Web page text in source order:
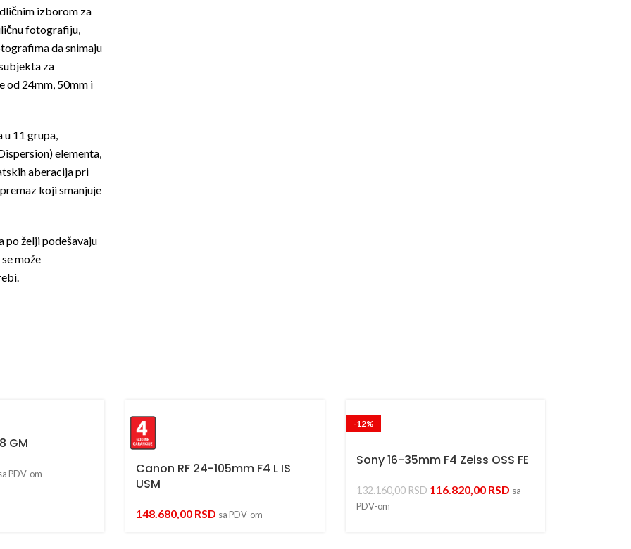
izborom za
fotografiju,
da snimaju
za
od 24mm, 50mm i
11 grupa,
elementa,
aberacija pri
koji smanjuje
po želji podešavaju
može
GM
PDV-om
Canon RF 24-105mm F4 L IS
USM
148.680,00 RSD sa PDV-om
-12%
Sony 16-35mm F4 Zeiss OSS FE
132.160,00RSD 116.820,00 RSD sa
PDV-om